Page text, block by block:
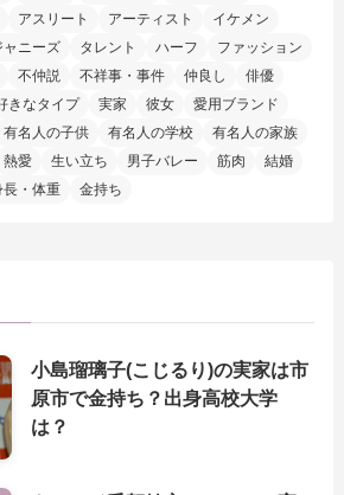
アスリート アーティスト
イケメン
ャニーズ タレント ハーフ
ファッション
不仲説 不祥事・事件 仲良し
俳優
きなタイプ 実家 彼女
愛用ブランド
有名人の子供 有名人の学校
有名人の家族
熱愛 生い立ち 男子バレー 筋肉
結婚
長・体重 金持ち
小島瑠璃子(こじるり)の実家は市
原市で金持ち？出身高校大学
は？